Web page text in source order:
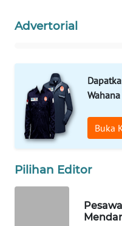
Advertorial
Buka
Pilihan Editor
FORWAMKI
FORJASIDA
TAMBANG
NEWS
SITUNGIR
NEWS